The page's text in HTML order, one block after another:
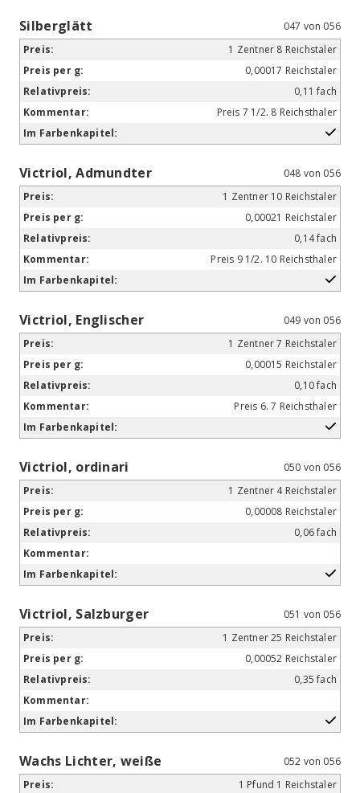
Silberglätt
047 von 056
1 Zentner 8 Reichstaler
0,00017 Reichstaler
0,11 fach
Preis 7 1/2. 8 Reichsthaler
Victriol, Admundter
048 von 056
1 Zentner 10 Reichstaler
0,00021 Reichstaler
0,14 fach
Preis 9 1/2. 10 Reichsthaler
Victriol, Englischer
049 von 056
1 Zentner 7 Reichstaler
0,00015 Reichstaler
0,10 fach
Preis 6. 7 Reichsthaler
Victriol, ordinari
050 von 056
1 Zentner 4 Reichstaler
0,00008 Reichstaler
0,06 fach
Victriol, Salzburger
051 von 056
1 Zentner 25 Reichstaler
0,00052 Reichstaler
0,35 fach
Wachs Lichter, weiße
052 von 056
1 Pfund 1 Reichstaler